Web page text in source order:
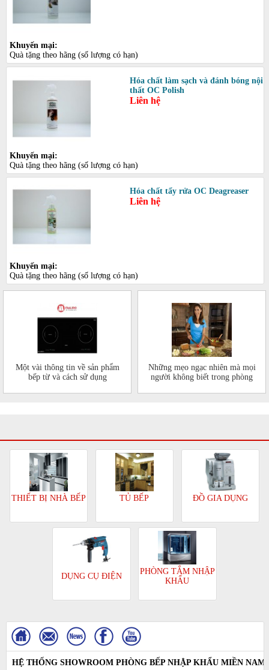
Khuyến mại:
Quà tặng theo hãng (số lượng có hạn)
Hóa chất làm sạch và đánh bóng nội
thất OC Polish
Liên hệ
Khuyến mại:
Quà tặng theo hãng (số lượng có hạn)
Hóa chất tẩy rửa OC Deagreaser
Liên hệ
Khuyến mại:
Quà tặng theo hãng (số lượng có hạn)
Một vài thông tin về sản phẩm
bếp từ và cách sử dụng
Những mẹo ngạc nhiên mà mọi
người không biết trong phòng
THIẾT BỊ NHÀ BẾP TỦ BẾP ĐỒ GIA DỤNG
DỤNG CỤ ĐIỆN
PHÒNG TẮM NHẬP
KHẨU
HỆ THỐNG SHOWROOM PHÒNG BẾP NHẬP KHẨU MIỀN NAM